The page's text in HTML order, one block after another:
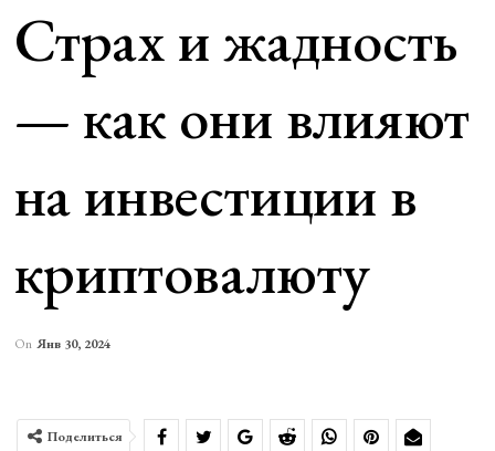
Страх и жадность
— как они влияют
на инвестиции в
криптовалюту
On Янв 30, 2024
Поделиться